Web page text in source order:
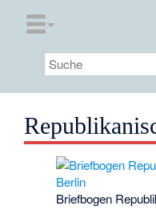
Briefbogen